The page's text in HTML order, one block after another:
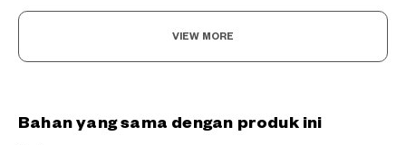
VIEW MORE
Bahan yang sama dengan produk ini